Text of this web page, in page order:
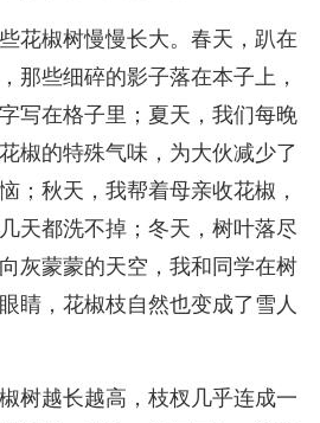
花椒树慢慢长大。春天，趴在
那些细碎的影子落在本子上，
写在格子里；夏天，我们每晚
椒的特殊气味，为大伙减少了
；秋天，我帮着母亲收花椒，
天都洗不掉；冬天，树叶落尽
灰蒙蒙的天空，我和同学在树
睛，花椒枝自然也变成了雪人
树越长越高，枝杈几乎连成一